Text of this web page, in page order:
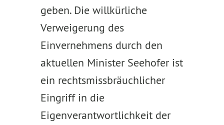
geben. Die willkürliche
Verweigerung des
Einvernehmens durch den
aktuellen Minister Seehofer ist
ein rechtsmissbräuchlicher
Eingriff in die
Eigenverantwortlichkeit der